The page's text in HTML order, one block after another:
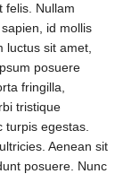
felis. Nullam
id mollis
luctus sit amet,
posuere
fringilla,
tristique
egestas.
Aenean sit
posuere. Nunc